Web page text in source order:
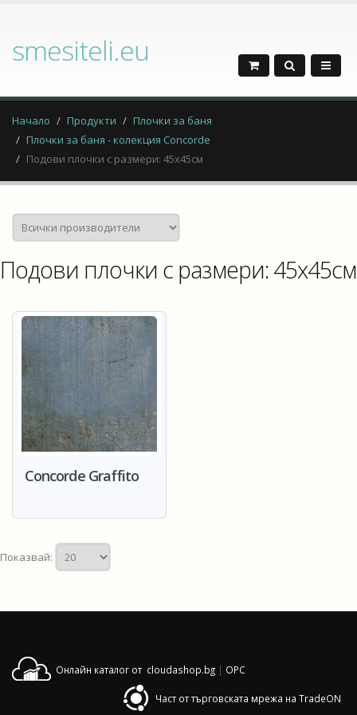
smesiteli.eu
Начало Продукти
Плочки за баня
Плочки за баня - колекция Concorde
Подови плочки с размери: 45x45см
Подови плочки с размери: 45x45см
Concorde Graffito
Показвай:
Онлайн каталог от cloudashop.bg | OPC
Част от търговската мрежа на TradeON